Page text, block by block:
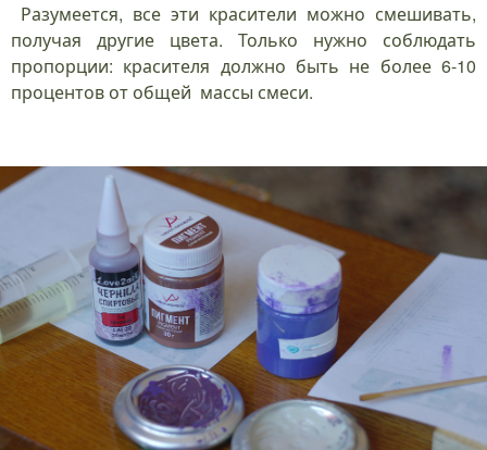
Разумеется, все эти красители можно смешивать,
получая другие цвета. Только нужно соблюдать
пропорции: красителя должно быть не более 6-10
процентов от общей массы смеси.